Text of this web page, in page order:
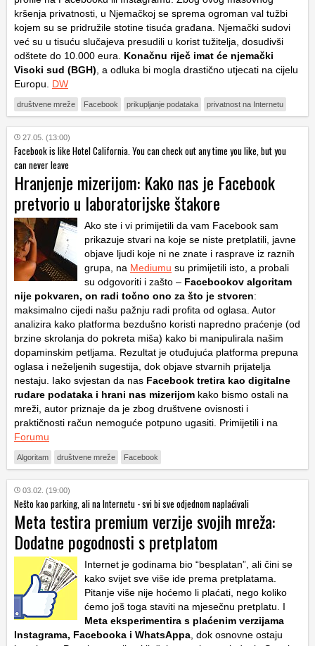
kršenja privatnosti, u Njemačkoj se sprema ogroman val tužbi
kojem su se pridružile stotine tisuća građana. Njemački sudovi
već su u tisuću slučajeva presudili u korist tužitelja, dosudivši
odštete do 10.000 eura. Konačnu riječ imat će njemački
Visoki sud (BGH) , a odluka bi mogla drastično utjecati na cijelu
Europu. DW
društvene mreže Facebook prikupljanje podataka privatnost na Internetu
27.05. (13:00)
Facebook is like Hotel California. You can check out any time you like, but you
can never leave
Hranjenje mizerijom: Kako nas je Facebook
pretvorio u laboratorijske štakore
Ako ste i vi primijetili da vam Facebook sam
prikazuje stvari na koje se niste pretplatili, javne
objave ljudi koje ni ne znate i rasprave iz raznih
grupa, na Mediumu su primijetili isto, a probali
su odgovoriti i zašto – Facebookov algoritam
nije pokvaren, on radi točno ono za što je stvoren:
maksimalno cijedi našu pažnju radi profita od oglasa. Autor
analizira kako platforma bezdušno koristi napredno praćenje (od
brzine skrolanja do pokreta miša) kako bi manipulirala našim
dopaminskim petljama. Rezultat je otuđujuća platforma prepuna
oglasa i neželjenih sugestija, dok objave stvarnih prijatelja
nestaju. Iako svjestan da nas Facebook tretira kao digitalne
rudare podataka i hrani nas mizerijom kako bismo ostali na
mreži, autor priznaje da je zbog društvene ovisnosti i
praktičnosti račun nemoguće potpuno ugasiti. Primijetili i na
Forumu
Algoritam društvene mreže Facebook
03.02. (19:00)
Nešto kao parking, ali na Internetu - svi bi sve odjednom naplaćivali
Meta testira premium verzije svojih mreža:
Dodatne pogodnosti s pretplatom
Internet je godinama bio “besplatan”, ali čini se
kako svijet sve više ide prema pretplatama.
Pitanje više nije hoćemo li plaćati, nego koliko
ćemo još toga staviti na mjesečnu pretplatu. I
Meta eksperimentira s plaćenim verzijama
Instagrama, Facebooka i WhatsAppa , dok osnovne ostaju